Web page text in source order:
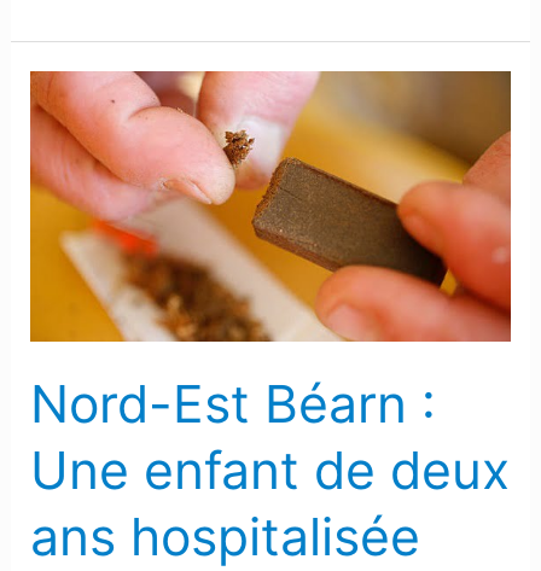
Nord-Est Béarn :
Une enfant de deux
ans hospitalisée
Nord-
Est
Béarn
:
Une
enfant
hospitalisée
avoir
du